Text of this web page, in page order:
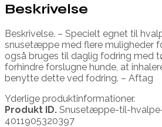
Beskrivelse
Beskrivelse. – Specielt egnet til
snusetæppe med flere muligheder
også bruges til daglig fodring med
forhindre forslugne hunde, at
benytte dette ved fodring. – Aftag
Yderlige produktinformationer.
Produkt ID. Snusetæppe-til-
4011905320397